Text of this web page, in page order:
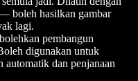
boleh hasilkan gambar
lagi.
pembangun
digunakan untuk
automatik dan penjanaan